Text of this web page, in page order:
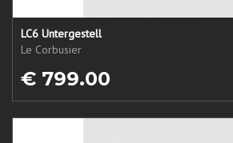
LC6 Untergestell
Le Corbusier
€ 799.00